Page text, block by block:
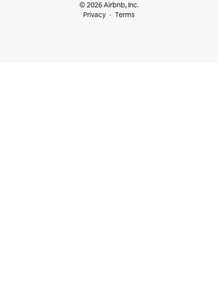
© 2026 Airbnb, Inc.
Privacy
Terms